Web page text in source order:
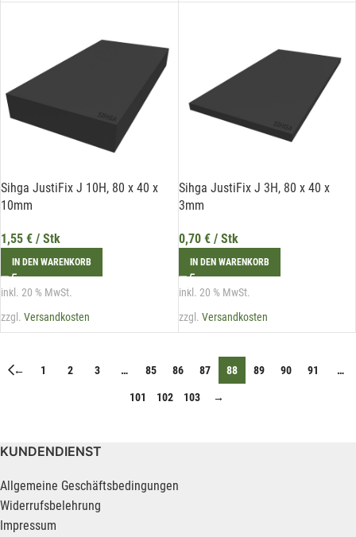
Sihga JustiFix J 10H, 80 x 40 x
10mm
1,55 € / Stk
IN DEN WARENKORB
inkl. 20 % MwSt.
zzgl. Versandkosten
Sihga JustiFix J 3H, 80 x 40 x
3mm
0,70 €/ Stk
IN DEN WARENKORB
inkl. 20 % MwSt.
zzgl. Versandkosten
← 1 2 3 … 85 86 87 88 89 90 91 …
101 102 103 →
KUNDENDIENST
Allgemeine Geschäftsbedingungen
Widerrufsbelehrung
Impressum